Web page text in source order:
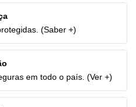
(Saber +)
em todo o país. (Ver +)